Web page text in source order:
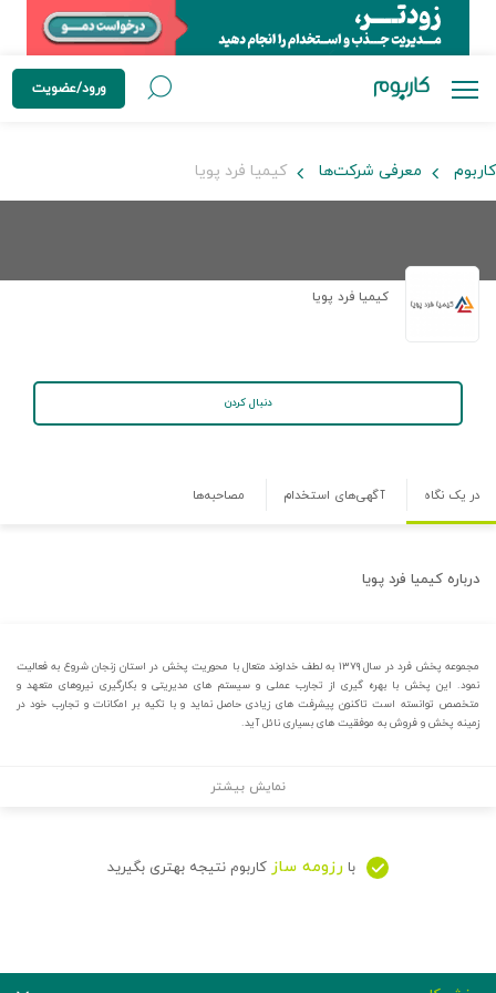
ورود/عضویت
کاربوم معرفی شرکت‌ها کیمیا فرد پویا
کیمیا فرد پویا
دنبال کردن
در یک نگاه آگهی‌های استخدام مصاحبه‌ها
درباره کیمیا فرد پویا
مجموعه پخش فرد در سال ۱۳۷۹ به لطف خداوند متعال با محوریت پخش در استان زنجان شروع به فعالیت
نمود. این پخش با بهره گیری از تجارب عملی و سیستم های مدیریتی و بکارگیری نیروهای متعهد و
متخصص توانسته است تاکنون پیشرفت های زیادی حاصل نماید و با تکیه بر امکانات و تجارب خود در
زمینه پخش و فروش به موفقیت های بسیاری نائل آید.
نمایش بیشتر
با رزومه ساز کاربوم نتیجه بهتری بگیرید